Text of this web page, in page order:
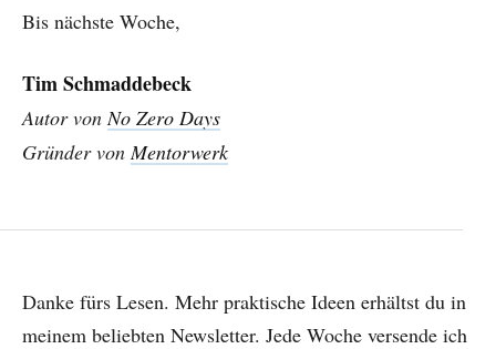
Bis nächste Woche,
Tim Schmaddebeck
Autor von No Zero Days
Gründer von Mentorwerk
Danke fürs Lesen. Mehr praktische Ideen erhältst du in
meinem beliebten Newsletter. Jede Woche versende ich